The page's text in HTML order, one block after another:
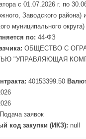
с 01.07.2026 г. по
Заводского района)
муниципального округа)
по: 44-ФЗ
ОБЩЕСТВО С
"УПРАВЛЯЮЩАЯ
40153399.50
Подача заявок
код закупки (ИКЗ): null